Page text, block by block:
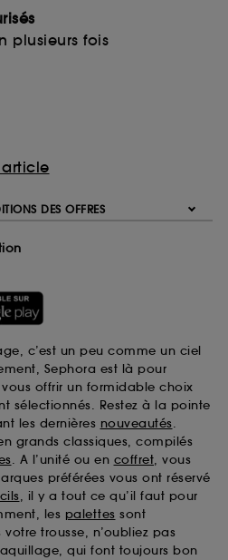
plusieurs fois
DES OFFRES
c’est un peu comme un ciel
Sephora est là pour
offrir un formidable choix
sélectionnés. Restez à la pointe
les dernières nouveautés.
grands classiques, compilés
. A l’unité ou en coffret, vous
préférées vous ont réservé
, il y a tout ce qu’il faut pour
les palettes sont
trousse, n’oubliez pas
qui font toujours bon